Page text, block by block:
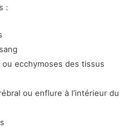
:
ecchymoses des tissus
ou enflure à l’intérieur du